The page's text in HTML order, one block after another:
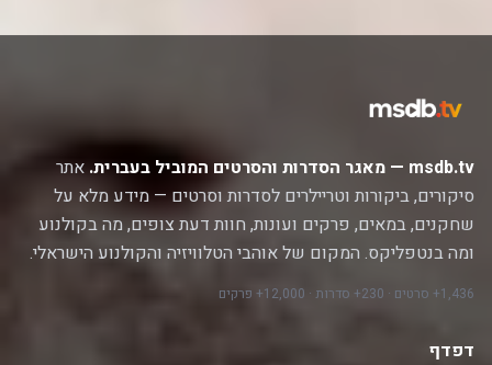
msdb.tv — מאגר הסדרות והסרטים המוביל בעברית.
אתר
סיקורים, ביקורות וטריילרים לסדרות וסרטים — מידע מלא על
שחקנים, במאים, פרקים ועונות, חוות דעת צופים, מה בקולנוע
ומה בנטפליקס. המקום של אוהבי הטלוויזיה והקולנוע הישראלי.
1,436+ סרטים · 230+ סדרות · 12,000+ פרקים
דפדף